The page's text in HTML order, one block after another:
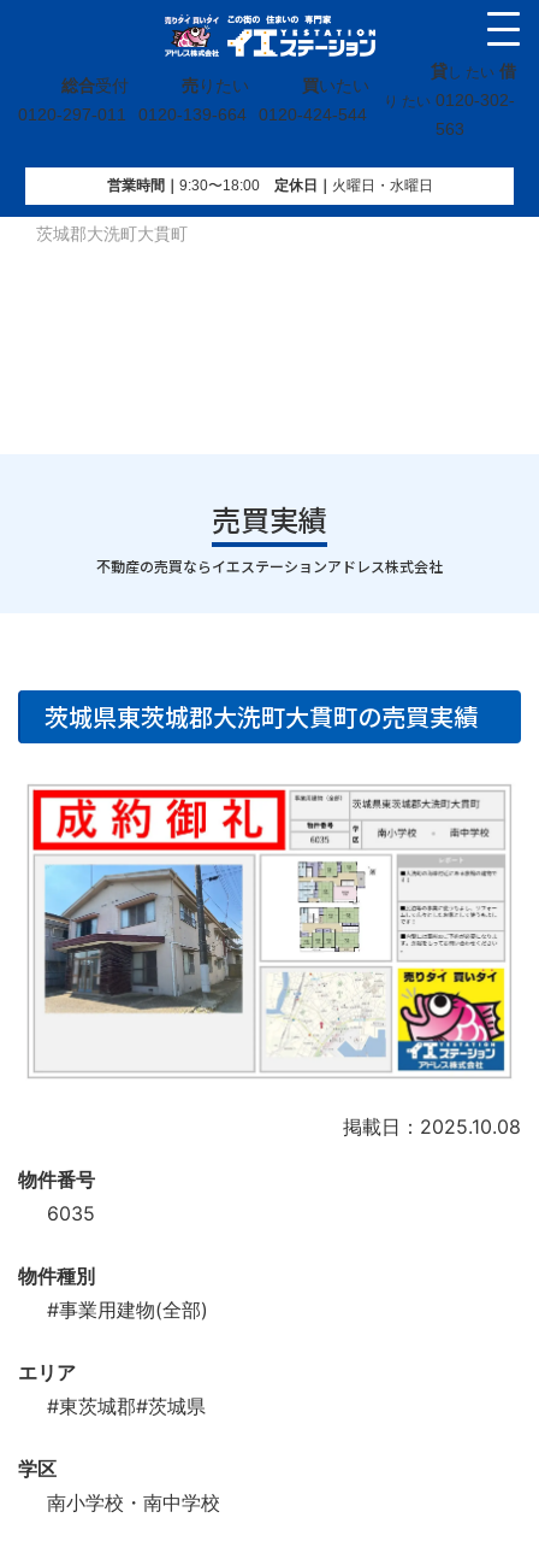
総合受付
0120-297-011
売りたい
0120-139-664
買いたい
0120-424-544
貸し たい 借
り たい 0120-302-
563
営業時間｜ 9:30〜18:00定休⽇｜ 火曜⽇・水曜⽇
イエステーション»売買実績»事業用建物(全部)»茨城県東
茨城郡大洗町大貫町
売買実績
｜
不動産の売買ならイエステーションアドレス株式会社
茨城県東茨城郡大洗町大貫町の売買実績
掲載日：2025.10.08
物件番号
6035
物件種別
#事業用建物(全部)
エリア
#東茨城郡#茨城県
学区
南小学校・南中学校